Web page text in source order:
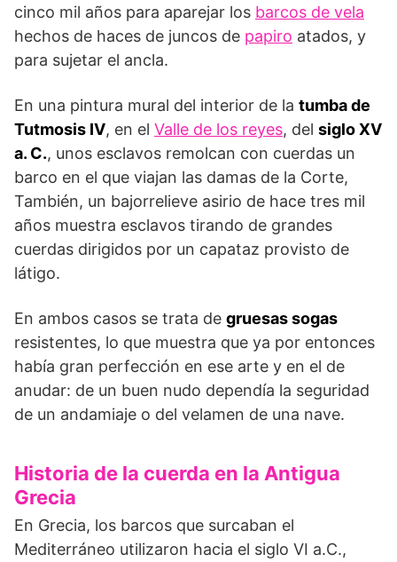
cinco mil años para aparejar los barcos de vela
hechos de haces de juncos de papiro atados, y
para sujetar el ancla.
En una pintura mural del interior de la tumba de
Tutmosis IV, en el Valle de los reyes, del siglo XV
a. C., unos esclavos remolcan con cuerdas un
barco en el que viajan las damas de la Corte,
También, un bajorrelieve asirio de hace tres mil
años muestra esclavos tirando de grandes
cuerdas dirigidos por un capataz provisto de
látigo.
En ambos casos se trata de gruesas sogas
resistentes, lo que muestra que ya por entonces
había gran perfección en ese arte y en el de
anudar: de un buen nudo dependía la seguridad
de un andamiaje o del velamen de una nave.
Historia de la cuerda en la Antigua
Grecia
En Grecia, los barcos que surcaban el
Mediterráneo utilizaron hacia el siglo VI a.C.,